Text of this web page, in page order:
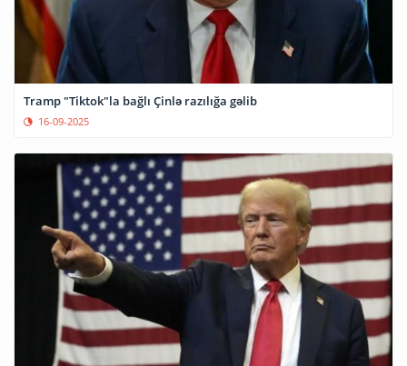
Tramp "Tiktok"la bağlı Çinlə razılığa gəlib
16-09-2025